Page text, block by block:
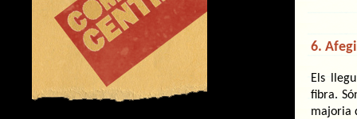
6.
Els
fibra.
majoria